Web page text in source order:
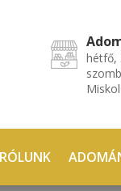
hétfő,
RÓLUNK